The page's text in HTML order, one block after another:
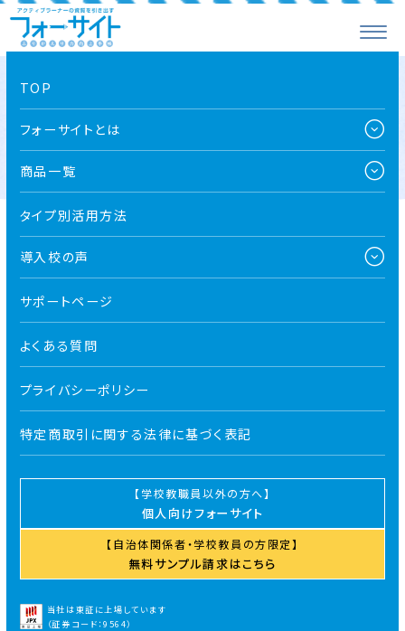
TOP
フォーサイトとは
商品一覧
タイプ別活用方法
導入校の声
サポートページ
よくある質問
プライバシーポリシー
特定商取引に関する法律に基づく表記
学校教職員以外の方へ
個人向けフォーサイト
自治体関係者・学校教員の方限定
無料サンプル請求はこちら
当社は東証に上場しています
（証券コード：9564）
生徒からのお手紙